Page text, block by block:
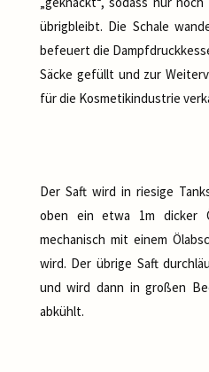
übrigbleibt. Die Schale
befeuert die
Säcke gefüllt und zur
für die Kosmetikindustrie
Der Saft wird in riesige
oben ein etwa 1m dicker
mechanisch mit einem
wird. Der übrige Saft
und wird dann in großen
abkühlt.